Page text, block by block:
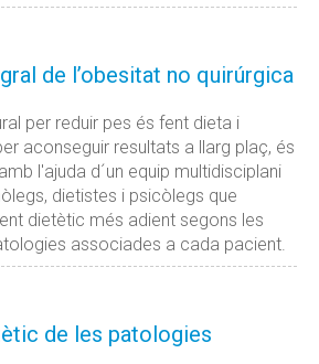
de l’obesitat no quirúrgica
per reduir pes és fent dieta i
aconseguir resultats a llarg plaç, és
l'ajuda d´un equip multidisciplani
dietistes i psicòlegs que
dietètic més adient segons les
associades a cada pacient.
de les patologies